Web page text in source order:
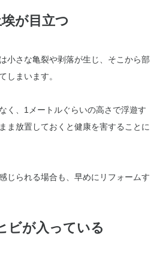
が目立つ
小さな亀裂や剥落が生じ、そこから部
しまいます。
く、1メートルぐらいの高さで浮遊す
ま放置しておくと健康を害することに
じられる場合も、早めにリフォームす
ビが入っている